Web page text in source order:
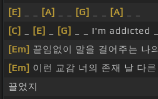
[E]
[A] [G] [A]
[C]
[E] [G] _ _ I'm addicted _
[Em] 끝임없이 말을 걸어주는 나의
[Em] 이런 교감 너의 존재 날 다
끌었지